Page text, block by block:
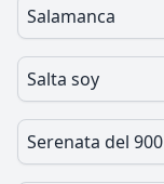
Salamanca
Salta soy
Serenata del 900